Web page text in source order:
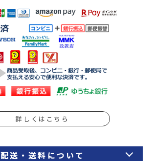
詳しくはこちら
配送・送料について